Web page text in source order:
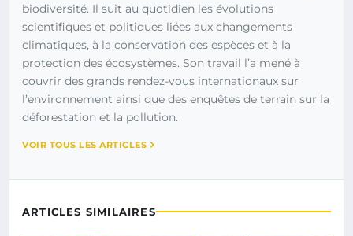
biodiversité. Il suit au quotidien les évolutions
scientifiques et politiques liées aux changements
climatiques, à la conservation des espèces et à la
protection des écosystèmes. Son travail l’a mené à
couvrir des grands rendez-vous internationaux sur
l’environnement ainsi que des enquêtes de terrain sur la
déforestation et la pollution.
VOIR TOUS LES ARTICLES
ARTICLES SIMILAIRES